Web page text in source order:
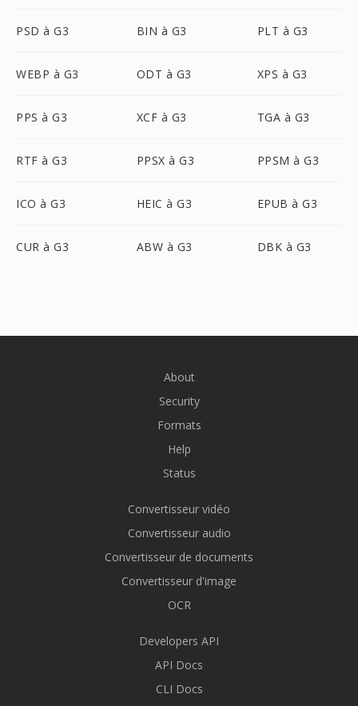
PSD à G3 BIN à G3 PLT à G3
WEBP à G3 ODT à G3 XPS à G3
PPS à G3 XCF à G3 TGA à G3
RTF à G3 PPSX à G3 PPSM à G3
ICO à G3 HEIC à G3 EPUB à G3
CUR à G3 ABW à G3 DBK à G3
About
Security
Formats
Help
Status
Convertisseur vidéo
Convertisseur audio
Convertisseur de documents
Convertisseur d'image
OCR
Developers API
API Docs
CLI Docs